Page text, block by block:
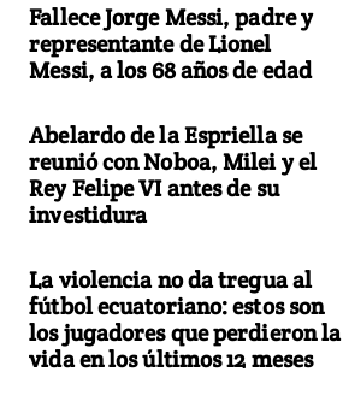
Fallece Jorge Messi, padre y
representante de Lionel
Messi, a los 68 años de edad
Abelardo de la Espriella se
reunió con Noboa, Milei y el
Rey Felipe VI antes de su
investidura
La violencia no da tregua al
fútbol ecuatoriano: estos son
los jugadores que perdieron la
vida en los últimos 12 meses